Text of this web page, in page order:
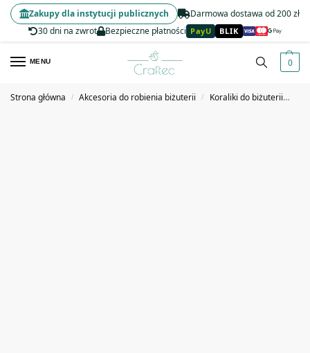
Darmowa dostawa od 200 zł
30 dni na zwrot
Bezpieczne płatności PayU BLIK
Zakupy dla instytucji publicznych
MENU 0
Strona główna / Akcesoria do robienia biżuterii / Koraliki do biżuterii